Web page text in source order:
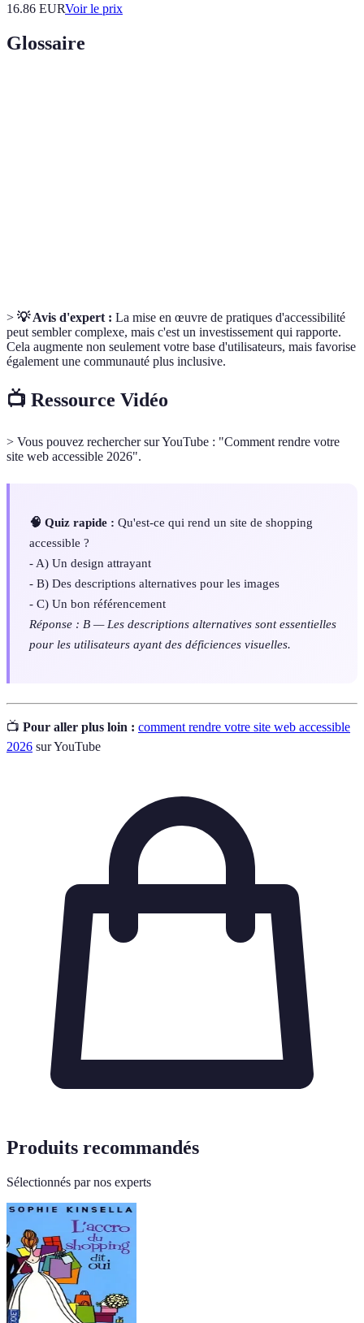
16.86 EURVoir le prix
Glossaire
> 💡 Avis d'expert : La mise en œuvre de pratiques d'accessibilité
peut sembler complexe, mais c'est un investissement qui rapporte.
Cela augmente non seulement votre base d'utilisateurs, mais favorise
également une communauté plus inclusive.
📺 Ressource Vidéo
> Vous pouvez rechercher sur YouTube : "Comment rendre votre
site web accessible 2026".
🧠 Quiz rapide : Qu'est-ce qui rend un site de shopping
accessible ?
- A) Un design attrayant
- B) Des descriptions alternatives pour les images
- C) Un bon référencement
Réponse : B — Les descriptions alternatives sont essentielles
pour les utilisateurs ayant des déficiences visuelles.
📺 Pour aller plus loin : comment rendre votre site web accessible
2026 sur YouTube
Produits recommandés
Sélectionnés par nos experts